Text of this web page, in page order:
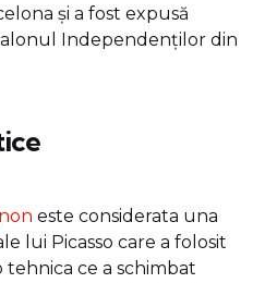
și a fost expusă
Independenților din
este considerata una
lui Picasso care a folosit
ce a schimbat